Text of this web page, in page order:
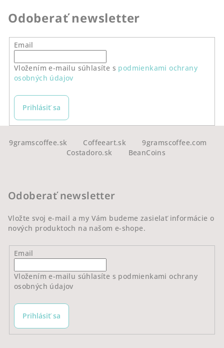
c
i
r
ý
p
i
i
e
Odoberať newsletter
Email
Vložením e-mailu súhlasíte s podmienkami ochrany
osobných údajov
Prihlásiť sa
9gramscoffee.sk Coffeeart.sk
9gramscoffee.com
Costadoro.sk
BeanCoins
Odoberať newsletter
Vložte svoj e-mail a my Vám budeme zasielať informácie o
nových produktoch na našom e-shope.
Email
Vložením e-mailu súhlasíte s podmienkami ochrany
osobných údajov
Prihlásiť sa